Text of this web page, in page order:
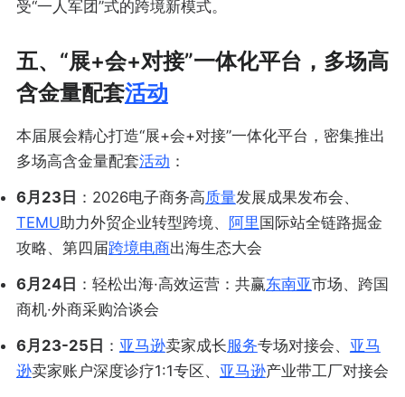
受“一人军团”式的跨境新模式。
五、“展+会+对接”一体化平台，多场高
含金量配套活动
本届展会精心打造“展+会+对接”一体化平台，密集推出
多场高含金量配套活动 ：
6月23日 ：2026电子商务高质量发展成果发布会、
TEMU助力外贸企业转型跨境、 阿里 国际站全链路掘金
攻略、第四届跨境电商出海生态大会
6月24日 ：轻松出海·高效运营：共赢东南亚市场、跨国
商机·外商采购洽谈会
6月23-25日 ： 亚马逊卖家成长服务专场对接会、 亚马
逊卖家账户深度诊疗1:1专区、 亚马逊产业带工厂对接会